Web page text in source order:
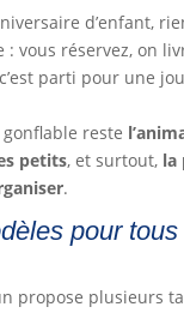
d’enfant,
: vous réservez, on
parti pour une
reste
petits, et surtout, la
.
pour tous
propose plusieurs